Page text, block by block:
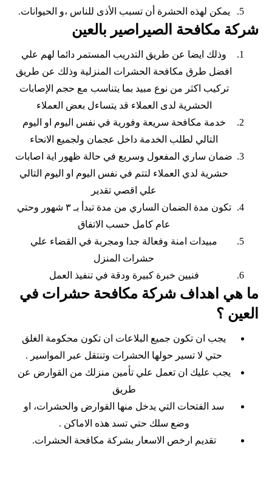
يمكن لهذه الحشرة أن تسبب الأذى للناس ،و الحيوانات.
شركة مكافحة الصيراصير بالعين
وذلك ايضا عن طريق التدريب المستمر دائما لهم علي
افضل طرق مكافحة الحشرات المنزلية وذلك عن طريق
تركيب اكثر من نوع مبيد بما يتناسب مع حجم الإصابات
الحشرية لدى العملاء قد يتساءل بعض العملاء
خدمة مكافحة سريعة وفورية في نفس اليوم او اليوم
التالي لطلب الخدمة داخل عجمان ولجميع الانحاء
ضمان ساري المفعول وسريع في حالة ظهور اية اصابات
حشرية لدي العملاء لتتم في نفس اليوم او اليوم التالي
علي اقصي تقدير
تكون مدة الضمان الساري من مدة تبدأ بـ ٣ شهور وحتي
عام كامل حسب الاتفاق
مبيدات امنة وفعالة جدا ومجربة في القضاء علي
حشرات المنزل
فنيين خبرة كبيرة ودقة في تنفيذ العمل
ما هي اهداف شركة مكافحة حشرات في
العين ؟
يجب ان تكون جميع البلاعات ان تكون محكومة الغلق
حتي لا تسير حولها الحشرات وتنتقل عبر المواسير .
يجب عليك ان تعمل علي تأمين منزلك من القوارض عن
طريق
سد الفتحات التي يدخل منها القوارض والحشرات، او
وضع سلك حتي تسد هذه الاماكن .
تقديم ارخص الاسعار بشركة مكافحة الحشرات.